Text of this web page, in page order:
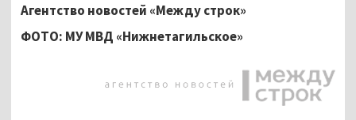
Агентство новостей «Между строк»
ФОТО: МУ МВД «Нижнетагильское»